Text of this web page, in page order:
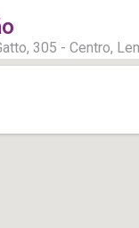
305 - Centro,